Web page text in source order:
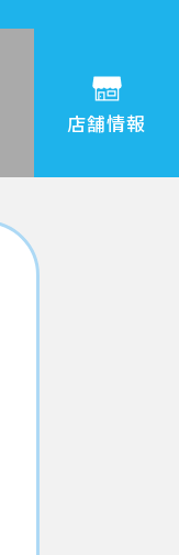
店舗情報